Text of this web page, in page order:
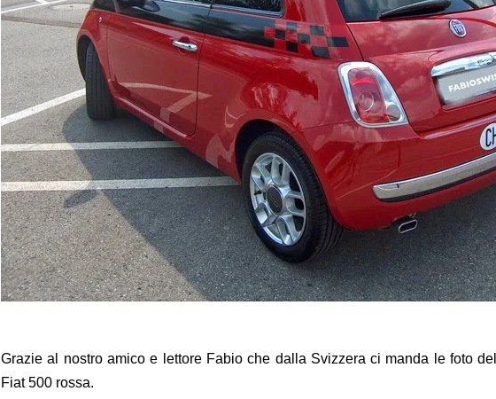
Grazie al nostro amico e lettore Fabio che dalla Svizzera ci manda le foto
Fiat 500 rossa.